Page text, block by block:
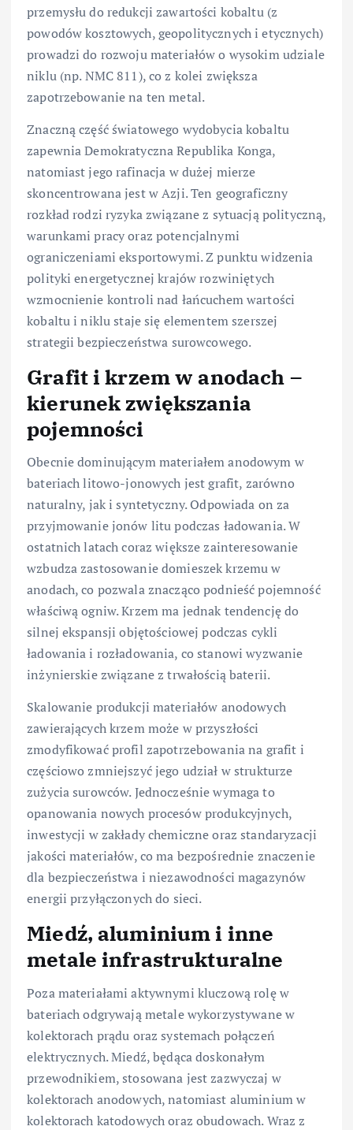
przemysłu do redukcji zawartości kobaltu (z
powodów kosztowych, geopolitycznych i etycznych)
prowadzi do rozwoju materiałów o wysokim udziale
niklu (np. NMC 811), co z kolei zwiększa
zapotrzebowanie na ten metal.
Znaczną część światowego wydobycia kobaltu
zapewnia Demokratyczna Republika Konga,
natomiast jego rafinacja w dużej mierze
skoncentrowana jest w Azji. Ten geograficzny
rozkład rodzi ryzyka związane z sytuacją polityczną,
warunkami pracy oraz potencjalnymi
ograniczeniami eksportowymi. Z punktu widzenia
polityki energetycznej krajów rozwiniętych
wzmocnienie kontroli nad łańcuchem wartości
kobaltu i niklu staje się elementem szerszej
strategii bezpieczeństwa surowcowego.
Grafit i krzem w anodach –
kierunek zwiększania
pojemności
Obecnie dominującym materiałem anodowym w
bateriach litowo-jonowych jest grafit, zarówno
naturalny, jak i syntetyczny. Odpowiada on za
przyjmowanie jonów litu podczas ładowania. W
ostatnich latach coraz większe zainteresowanie
wzbudza zastosowanie domieszek krzemu w
anodach, co pozwala znacząco podnieść pojemność
właściwą ogniw. Krzem ma jednak tendencję do
silnej ekspansji objętościowej podczas cykli
ładowania i rozładowania, co stanowi wyzwanie
inżynierskie związane z trwałością baterii.
Skalowanie produkcji materiałów anodowych
zawierających krzem może w przyszłości
zmodyfikować profil zapotrzebowania na grafit i
częściowo zmniejszyć jego udział w strukturze
zużycia surowców. Jednocześnie wymaga to
opanowania nowych procesów produkcyjnych,
inwestycji w zakłady chemiczne oraz standaryzacji
jakości materiałów, co ma bezpośrednie znaczenie
dla bezpieczeństwa i niezawodności magazynów
energii przyłączonych do sieci.
Miedź, aluminium i inne
metale infrastrukturalne
Poza materiałami aktywnymi kluczową rolę w
bateriach odgrywają metale wykorzystywane w
kolektorach prądu oraz systemach połączeń
elektrycznych. Miedź, będąca doskonałym
przewodnikiem, stosowana jest zazwyczaj w
kolektorach anodowych, natomiast aluminium w
kolektorach katodowych oraz obudowach. Wraz z